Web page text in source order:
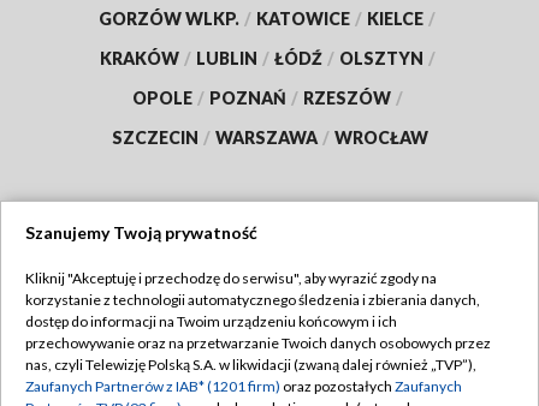
GORZÓW WLKP. / KATOWICE / KIELCE /
KRAKÓW / LUBLIN / ŁÓDŹ / OLSZTYN /
OPOLE / POZNAŃ / RZESZÓW /
SZCZECIN / WARSZAWA / WROCŁAW
TVP
Abonament TVP
Emisja w TVP
Regulamin TVP
Polityka prywatności
Szanujemy Twoją prywatność
Kliknij "Akceptuję i przechodzę do serwisu", aby wyrazić zgody na
korzystanie z technologii automatycznego śledzenia i zbierania danych,
dostęp do informacji na Twoim urządzeniu końcowym i ich
przechowywanie oraz na przetwarzanie Twoich danych osobowych przez
nas, czyli Telewizję Polską S.A. w likwidacji (zwaną dalej również „TVP”),
Zaufanych Partnerów z IAB* (1201 firm) oraz pozostałych Zaufanych